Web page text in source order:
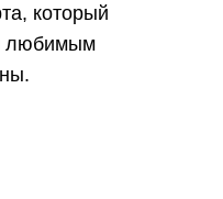
который
любимым